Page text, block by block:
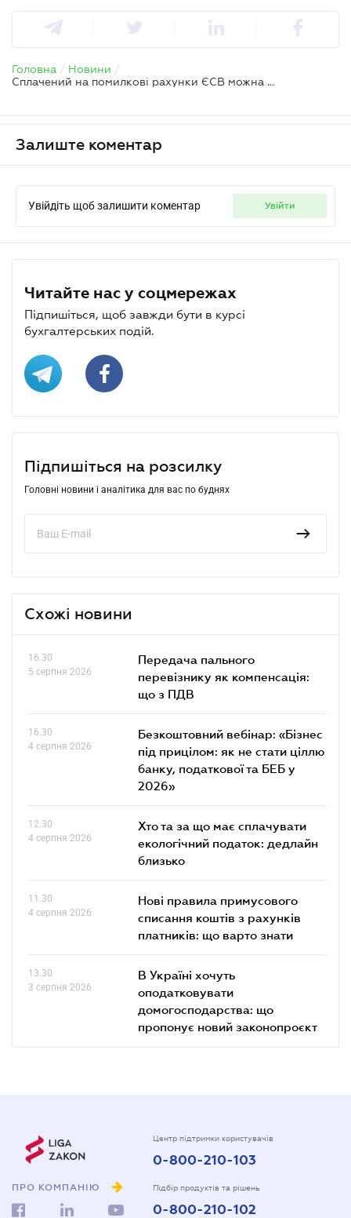
Головна / Новини /
Сплачений на помилкові рахунки ЄСВ можна повернути — в ДПС пояснили порядок
Залиште коментар
Увійдіть щоб залишити коментар увійти
Читайте нас у соцмережах
Підпишіться, щоб завжди бути в курсі
бухгалтерських подій.
Підпишіться на розсилку
Головні новини і аналітика для вас по буднях
Схожі новини
16.30
5 серпня 2026
Передача пального
перевізнику як компенсація:
що з ПДВ
16.30
4 серпня 2026
Безкоштовний вебінар: «Бізнес
під прицілом: як не стати ціллю
банку, податкової та БЕБ у
2026»
12.30
4 серпня 2026
Хто та за що має сплачувати
екологічний податок: дедлайн
близько
11.30
4 серпня 2026
Нові правила примусового
списання коштів з рахунків
платників: що варто знати
13.30
3 серпня 2026
В Україні хочуть
оподатковувати
домогосподарства: що
пропонує новий законопроєкт
ПРО КОМПАНІЮ
Центр підтримки користувачів
0-800-210-103
Підбір продуктів та рішень
0-800-210-102